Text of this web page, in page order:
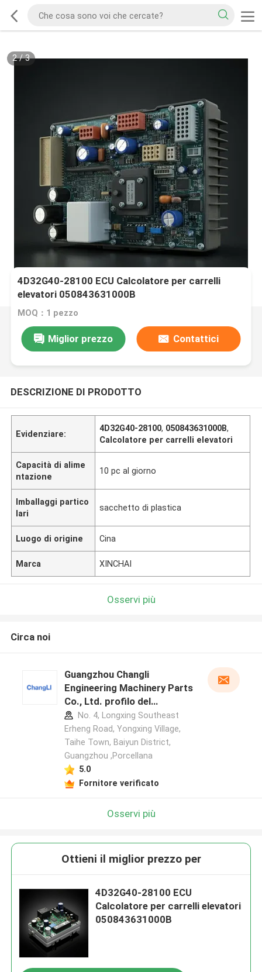
2/3
4D32G40-28100 ECU Calcolatore per carrelli
elevatori 050843631000B
MOQ：1 pezzo
Miglior prezzo Contattici
DESCRIZIONE DI PRODOTTO
Evidenziare:
4D32G40-28100, 050843631000B,
Calcolatore per carrelli elevatori
Capacità di alime
ntazione
10 pc al giorno
Imballaggi partico
lari
sacchetto di plastica
Luogo di origine Cina
Marca XINCHAI
Osservi più
Circa noi
Guangzhou Changli
Engineering Machinery Parts
Co., Ltd. profilo del
produttore
No. 4, Longxing Southeast
Erheng Road, Yongxing Village,
Taihe Town, Baiyun District,
Guangzhou ,Porcellana
5.0
Fornitore verificato
Osservi più
Ottieni il miglior prezzo per
4D32G40-28100 ECU
Calcolatore per carrelli elevatori
050843631000B